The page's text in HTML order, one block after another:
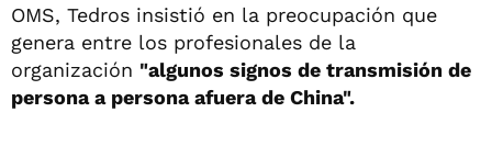
OMS, Tedros insistió en la preocupación que
genera entre los profesionales de la
organización "algunos signos de transmisión de
persona a persona afuera de China".